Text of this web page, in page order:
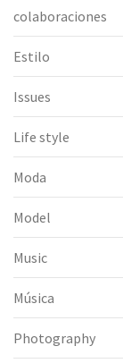
colaboraciones
Estilo
Issues
Life style
Moda
Model
Music
Música
Photography